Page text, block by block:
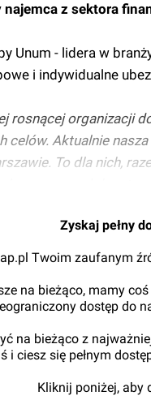
najemca z sektora
Unum - lidera w
i indywidualne
rosnącej organizacji
celów. Aktualnie
To dla nich,
Zyskaj pełny
Twoim zaufanym
na bieżąco, mamy
dostęp do
na bieżąco z
i ciesz się pełnym
Kliknij poniżej, aby